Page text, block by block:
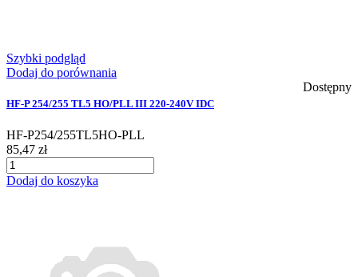
Szybki podgląd
Dodaj do porównania
Dostępny
HF-P 254/255 TL5 HO/PLL III 220-240V IDC
HF-P254/255TL5HO-PLL
85,47 zł
Dodaj do koszyka